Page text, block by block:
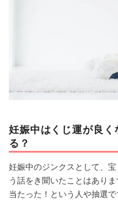
妊娠中はくじ運が良
る？
妊娠中のジンクスとして、
う話をき聞いたことはあり
当たった！という人や抽選